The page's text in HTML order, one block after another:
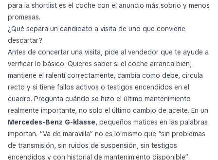
para la shortlist es el coche con el anuncio más sobrio y menos
promesas.
¿Qué separa un candidato a visita de uno que conviene
descartar?
Antes de concertar una visita, pide al vendedor que te ayude a
verificar lo básico. Quieres saber si el coche arranca bien,
mantiene el ralentí correctamente, cambia como debe, circula
recto y si tiene fallos activos o testigos encendidos en el
cuadro. Pregunta cuándo se hizo el último mantenimiento
realmente importante, no solo el último cambio de aceite. En un
Mercedes-Benz G-klasse, pequeños matices en las palabras
importan. “Va de maravilla” no es lo mismo que “sin problemas
de transmisión, sin ruidos de suspensión, sin testigos
encendidos y con historial de mantenimiento disponible”.